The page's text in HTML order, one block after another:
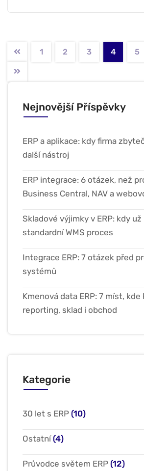
1 2 3 4 5
Nejnovější Příspěvky
ERP a aplikace: kdy firma
další nástroj
ERP integrace: 6 otázek, než
Business Central, NAV a
Skladové výjimky v ERP: kdy
standardní WMS proces
Integrace ERP: 7 otázek před
systémů
Kmenová data ERP: 7 míst, kde
reporting, sklad i obchod
Kategorie
30 let s ERP (10)
Ostatní(4)
Průvodce světem ERP (12)